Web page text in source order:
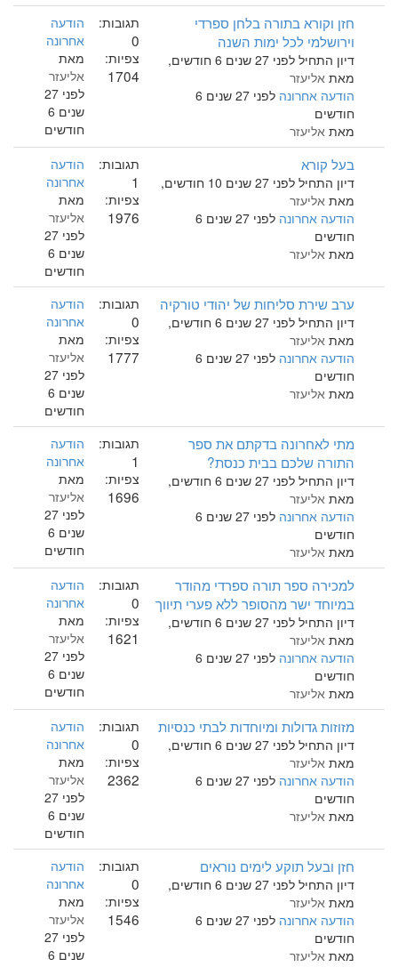
חזן וקורא בתורה בלחן ספרדי
וירושלמי לכל ימות השנה
דיון התחיל לפני 27 שנים 6 חודשים,
מאת אליעזר
הודעה אחרונה
לפני 27 שנים 6
חודשים
מאת אליעזר
תגובות:
0
צפיות:
1704
הודעה
אחרונה
מאת
אליעזר
לפני 27
שנים 6
חודשים
בעל קורא
דיון התחיל לפני 27 שנים 10 חודשים,
מאת אליעזר
הודעה אחרונה
לפני 27 שנים 6
חודשים
מאת אליעזר
תגובות:
1
צפיות:
1976
הודעה
אחרונה
מאת
אליעזר
לפני 27
שנים 6
חודשים
ערב שירת סליחות של יהודי טורקיה
דיון התחיל לפני 27 שנים 6 חודשים,
מאת אליעזר
הודעה אחרונה
לפני 27 שנים 6
חודשים
מאת אליעזר
תגובות:
0
צפיות:
1777
הודעה
אחרונה
מאת
אליעזר
לפני 27
שנים 6
חודשים
מתי לאחרונה בדקתם את ספר
התורה שלכם בבית כנסת?
דיון התחיל לפני 27 שנים 6 חודשים,
מאת אליעזר
הודעה אחרונה
לפני 27 שנים 6
חודשים
מאת אליעזר
תגובות:
1
צפיות:
1696
הודעה
אחרונה
מאת
אליעזר
לפני 27
שנים 6
חודשים
למכירה ספר תורה ספרדי מהודר
במיוחד ישר מהסופר ללא פערי תיווך
דיון התחיל לפני 27 שנים 6 חודשים,
מאת אליעזר
הודעה אחרונה
לפני 27 שנים 6
חודשים
מאת אליעזר
תגובות:
0
צפיות:
1621
הודעה
אחרונה
מאת
אליעזר
לפני 27
שנים 6
חודשים
מזוזות גדולות ומיוחדות לבתי כנסיות
דיון התחיל לפני 27 שנים 6 חודשים,
מאת אליעזר
הודעה אחרונה
לפני 27 שנים 6
חודשים
מאת אליעזר
תגובות:
0
צפיות:
2362
הודעה
אחרונה
מאת
אליעזר
לפני 27
שנים 6
חודשים
חזן ובעל תוקע לימים נוראים
דיון התחיל לפני 27 שנים 6 חודשים,
מאת אליעזר
הודעה אחרונה
לפני 27 שנים 6
חודשים
מאת אליעזר
תגובות:
0
צפיות:
1546
הודעה
אחרונה
מאת
אליעזר
לפני 27
שנים 6